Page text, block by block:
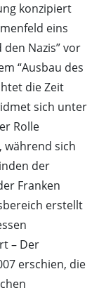
konzipiert
eins
Nazis” vor
“Ausbau des
die Zeit
sich unter
Rolle
während sich
der
Franken
erstellt
– Der
erschien, die